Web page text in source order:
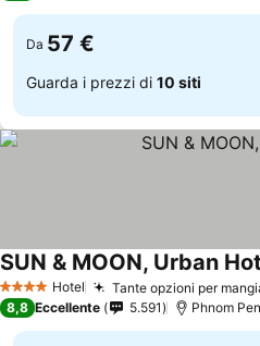
Da 57 €
Guarda i prezzi di 10 siti
4 Stelle Hotel Tante opzioni per
SUN & MOON, Urban
8,8 Eccellente 5.591 Phnom